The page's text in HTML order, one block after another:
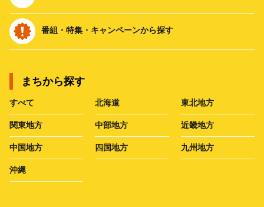
番組・特集・キャンペーンから探す
まちから探す
すべて 北海道 東北地方
関東地方 中部地方 近畿地方
中国地方 四国地方 九州地方
沖縄